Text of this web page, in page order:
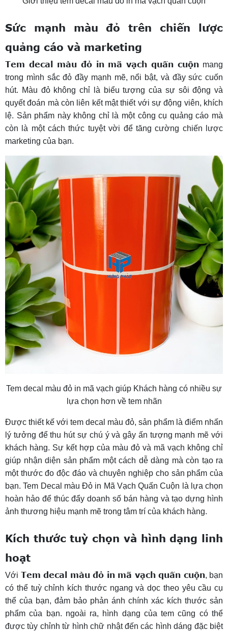
Sức mạnh màu đỏ trên chiến lược
quảng cáo và marketing
Tem decal màu đỏ in mã vạch quấn cuộn mang
trong mình sắc đỏ đầy mạnh mẽ, nổi bật, và đầy sức cuốn
hút. Màu đỏ không chỉ là biểu tượng của sự sôi động và
quyết đoán mà còn liên kết mật thiết với sự động viên, khích
lệ. Sản phẩm này không chỉ là một công cụ quảng cáo mà
còn là một cách thức tuyệt vời để tăng cường chiến lược
marketing của bạn.
Tem decal màu đỏ in mã vạch giúp Khách hàng có nhiều sự
lựa chọn hơn về tem nhãn
Được thiết kế với tem decal màu đỏ, sản phẩm là điểm nhấn
lý tưởng để thu hút sự chú ý và gây ấn tượng mạnh mẽ với
khách hàng. Sự kết hợp của màu đỏ và mã vạch không chỉ
giúp nhận diện sản phẩm một cách dễ dàng mà còn tạo ra
một thước đo độc đáo và chuyên nghiệp cho sản phẩm của
bạn. Tem Decal màu Đỏ in Mã Vạch Quấn Cuộn là lựa chọn
hoàn hảo để thúc đẩy doanh số bán hàng và tạo dựng hình
ảnh thương hiệu mạnh mẽ trong tâm trí của khách hàng.
Kích thước tuỳ chọn và hình dạng linh
hoạt
Với Tem decal màu đỏ in mã vạch quấn cuộn, bạn
có thể tuỳ chỉnh kích thước ngang và dọc theo yêu cầu cụ
thể của bạn, đảm bảo phản ánh chính xác kích thước sản
phẩm của bạn. ngoài ra, hình dạng của tem cũng có thể
được tùy chỉnh từ hình chữ nhật đến các hình dáng đặc biệt